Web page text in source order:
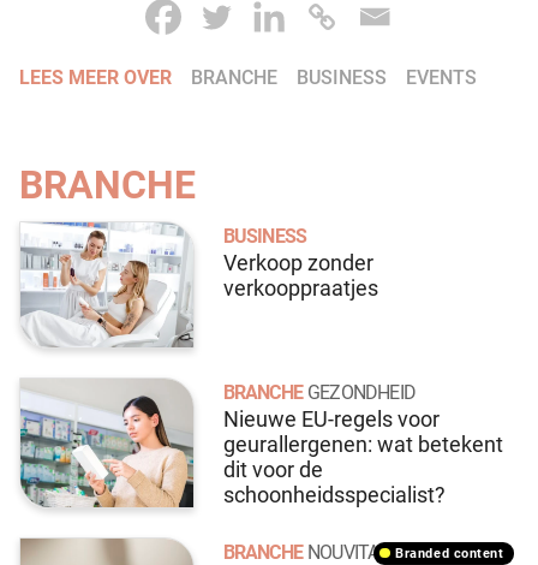
LEES MEER OVER BRANCHE BUSINESS EVENTS
BRANCHE
BUSINESS
Verkoop zonder
verkooppraatjes
BRANCHE GEZONDHEID
Nieuwe EU-regels voor
geurallergenen: wat betekent
dit voor de
schoonheidsspecialist?
branded content
BRANCHE NOUVITAL